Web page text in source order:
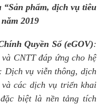
phẩm, dịch vụ tiêu
2019
Quyền Số (eGOV):
CNTT đáp ứng cho hệ
vụ viễn thông, dịch
các dịch vụ triển khai
biệt là nền tảng tích